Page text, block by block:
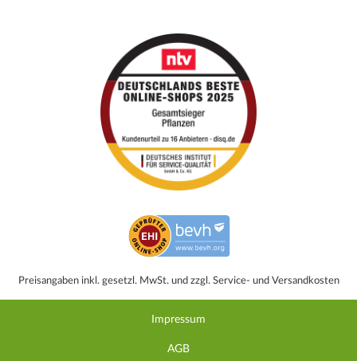
Preisangaben inkl. gesetzl. MwSt. und zzgl. Service- und Versandkosten
Impressum
AGB